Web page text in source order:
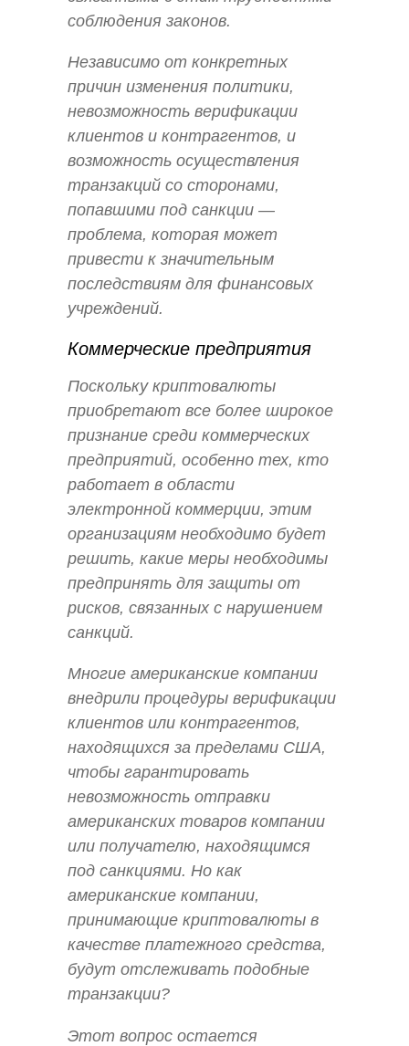
соблюдения законов.
Независимо от конкретных
причин изменения политики,
невозможность верификации
клиентов и контрагентов, и
возможность осуществления
транзакций со сторонами,
попавшими под санкции —
проблема, которая может
привести к значительным
последствиям для финансовых
учреждений.
Коммерческие предприятия
Поскольку криптовалюты
приобретают все более широкое
признание среди коммерческих
предприятий, особенно тех, кто
работает в области
электронной коммерции, этим
организациям необходимо будет
решить, какие меры необходимы
предпринять для защиты от
рисков, связанных с нарушением
санкций.
Многие американские компании
внедрили процедуры верификации
клиентов или контрагентов,
находящихся за пределами США,
чтобы гарантировать
невозможность отправки
американских товаров компании
или получателю, находящимся
под санкциями. Но как
американские компании,
принимающие криптовалюты в
качестве платежного средства,
будут отслеживать подобные
транзакции?
Этот вопрос остается